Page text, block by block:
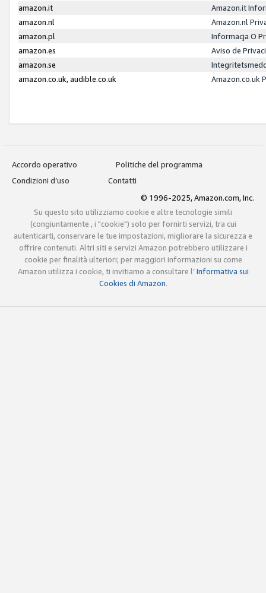
amazon.it
Amazon.it
amazon.nl
Amazon.nl
amazon.pl
Informacja O
amazon.es
Aviso de
amazon.se
amazon.co.uk, audible.co.uk
Amazon.co.uk
Accordo operativo
Politiche del programma
Condizioni d’uso
Contatti
© 1996-2025, Amazon.com, Inc.
Su questo sito utilizziamo cookie e altre tecnologie simili
(congiuntamente , i "cookie") solo per fornirti servizi, tra cui
autenticarti, conservare le tue impostazioni, migliorare la sicurezza e
offrire contenuti. Altri siti e servizi Amazon potrebbero utilizzare i
cookie per finalità ulteriori; per maggiori informazioni su come
Amazon utilizza i cookie, ti invitiamo a consultare l’Informativa sui
Cookies di Amazon.